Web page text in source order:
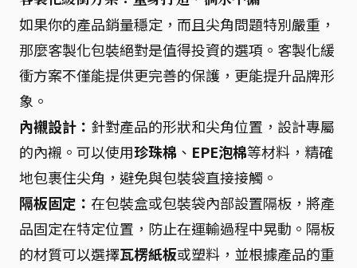
如果你的產品銷量穩定，而且尖角問題特別嚴重，
那麼客製化包裝絕對是值得投資的選項。客製化緩
衝方案不僅能提供更完善的保護，更能提升品牌形
象。
內襯設計： 針對產品的形狀和尖角位置，設計專屬
的內襯。可以使用珍珠棉 、 EPE泡棉等材料，精確
地包裹住尖角，避免與包裝袋直接接觸。
隔板固定： 在包裝盒或包裝袋內部設置隔板，將產
品固定在特定位置，防止在運輸過程中晃動。隔板
的材質可以選擇瓦楞紙板或塑料，並根據產品的重